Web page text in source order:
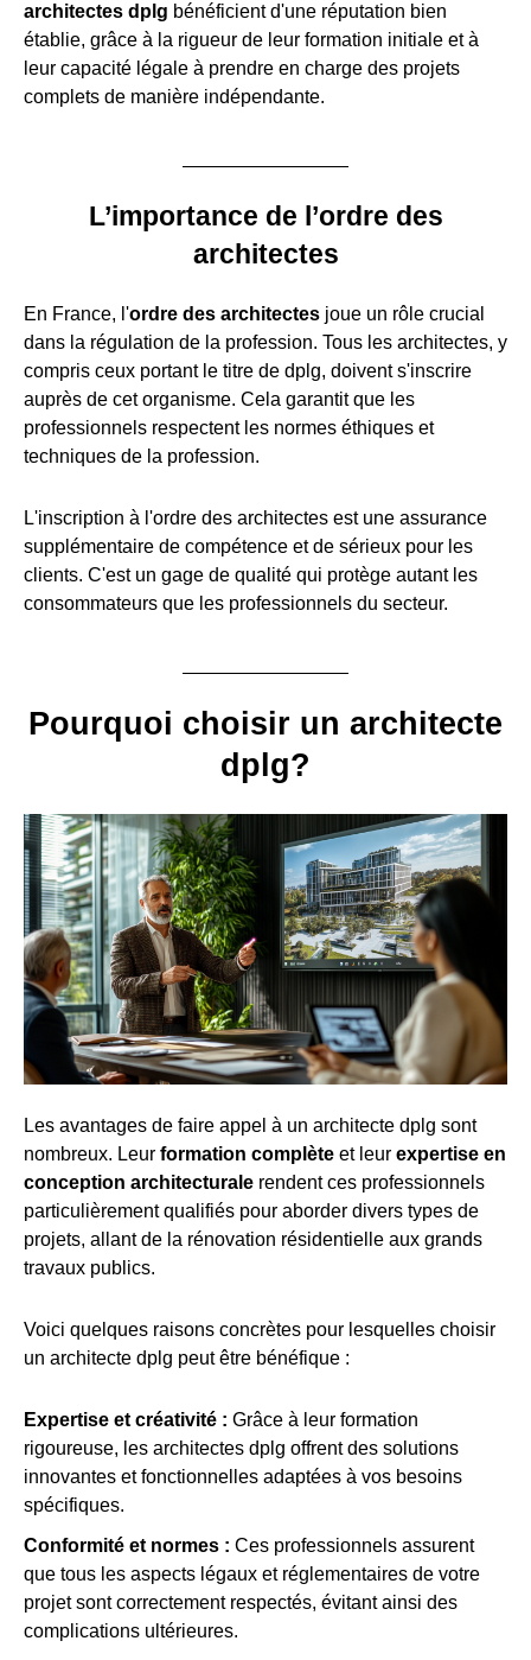
architectes dplg bénéficient d'une réputation bien
établie, grâce à la rigueur de leur formation initiale et à
leur capacité légale à prendre en charge des projets
complets de manière indépendante.
L’importance de l’ordre des
architectes
En France, l'ordre des architectes joue un rôle crucial
dans la régulation de la profession. Tous les architectes, y
compris ceux portant le titre de dplg, doivent s'inscrire
auprès de cet organisme. Cela garantit que les
professionnels respectent les normes éthiques et
techniques de la profession.
L'inscription à l'ordre des architectes est une assurance
supplémentaire de compétence et de sérieux pour les
clients. C'est un gage de qualité qui protège autant les
consommateurs que les professionnels du secteur.
Pourquoi choisir un architecte
dplg?
Les avantages de faire appel à un architecte dplg sont
nombreux. Leur formation complète et leur expertise en
conception architecturale rendent ces professionnels
particulièrement qualifiés pour aborder divers types de
projets, allant de la rénovation résidentielle aux grands
travaux publics.
Voici quelques raisons concrètes pour lesquelles choisir
un architecte dplg peut être bénéfique :
Expertise et créativité : Grâce à leur formation
rigoureuse, les architectes dplg offrent des solutions
innovantes et fonctionnelles adaptées à vos besoins
spécifiques.
Conformité et normes : Ces professionnels assurent
que tous les aspects légaux et réglementaires de votre
projet sont correctement respectés, évitant ainsi des
complications ultérieures.